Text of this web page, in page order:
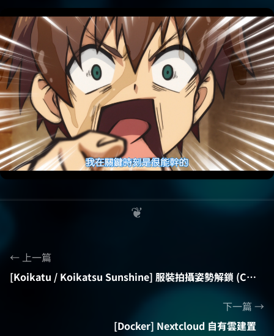
上一篇
[Koikatu / Koikatsu Sunshine] 服裝拍攝姿勢解鎖 (Coordinate Capture Pose Unlock)
下一篇
[Docker] Nextcloud 自有雲建置